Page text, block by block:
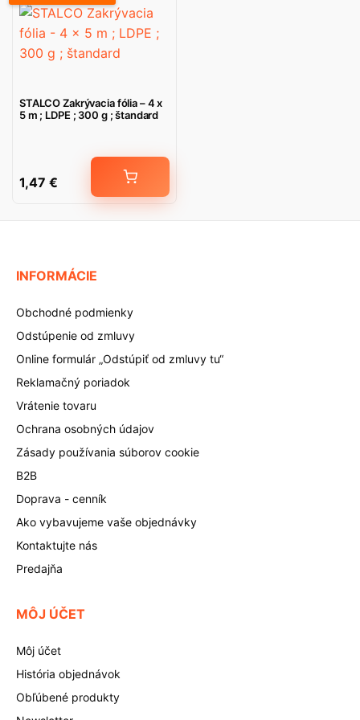
STALCO Zakrývacia fólia – 4 x
5 m ; LDPE ; 300 g ; štandard
1,47 €
INFORMÁCIE
Obchodné podmienky
Odstúpenie od zmluvy
Online formulár „Odstúpiť od zmluvy tu“
Reklamačný poriadok
Vrátenie tovaru
Ochrana osobných údajov
Zásady používania súborov cookie
B2B
Doprava - cenník
Ako vybavujeme vaše objednávky
Kontaktujte nás
Predajňa
MÔJ ÚČET
Môj účet
História objednávok
Obľúbené produkty